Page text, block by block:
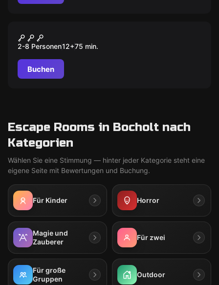
DER MONA LISA RAUB
2-8 Personen12+75 min.
Buchen
Escape Rooms in Bocholt nach
Kategorien
Wählen Sie eine Stimmung — hinter jeder Kategorie steht eine
eigene Seite mit Bewertungen und Buchung.
Für Kinder Horror
Magie und
Zauberer
Für zwei
Für große
Gruppen
Outdoor